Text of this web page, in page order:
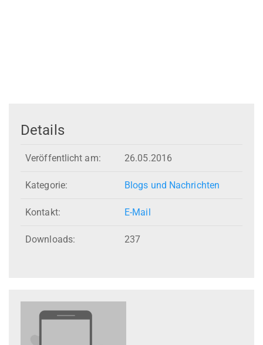
Details
Veröffentlicht am: 26.05.2016
Kategorie: Blogs und Nachrichten
Kontakt: E-Mail
Downloads: 237